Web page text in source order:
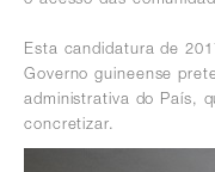
Esta candidatura de
Governo guineense
administrativa do País,
concretizar.